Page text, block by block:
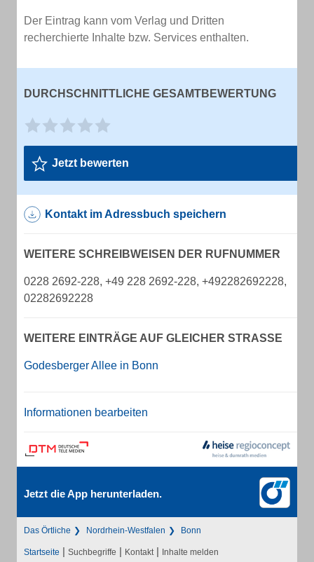
Der Eintrag kann vom Verlag und Dritten
recherchierte Inhalte bzw. Services enthalten.
DURCHSCHNITTLICHE GESAMTBEWERTUNG
Jetzt bewerten
Kontakt im Adressbuch speichern
WEITERE SCHREIBWEISEN DER RUFNUMMER
0228 2692-228, +49 228 2692-228, +492282692228,
02282692228
WEITERE EINTRÄGE AUF GLEICHER STRASSE
Godesberger Allee in Bonn
Informationen bearbeiten
Jetzt die App herunterladen.
Das Örtliche Nordrhein-Westfalen Bonn
Startseite | Suchbegriffe | Kontakt | Inhalte melden